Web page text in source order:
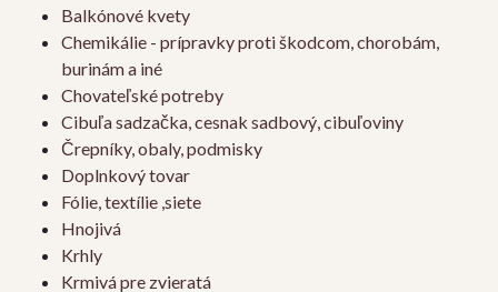
Balkónové kvety
Chemikálie - prípravky proti škodcom, chorobám,
burinám a iné
Chovateľské potreby
Cibuľa sadzačka, cesnak sadbový, cibuľoviny
Črepníky, obaly, podmisky
Doplnkový tovar
Fólie, textílie ,siete
Hnojivá
Krhly
Krmivá pre zvieratá